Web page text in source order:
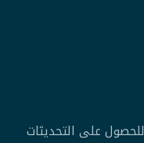
على التحديثات